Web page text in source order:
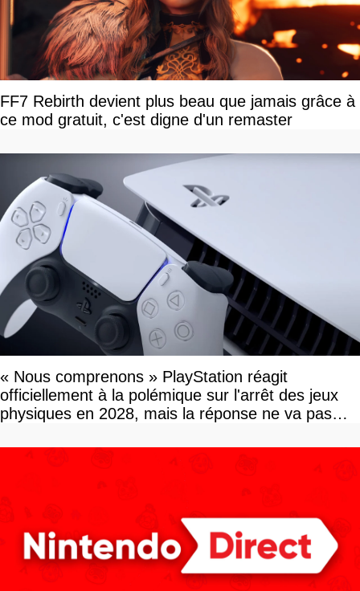
FF7 Rebirth devient plus beau que jamais grâce à
ce mod gratuit, c'est digne d'un remaster
« Nous comprenons » PlayStation réagit
officiellement à la polémique sur l'arrêt des jeux
physiques en 2028, mais la réponse ne va pas